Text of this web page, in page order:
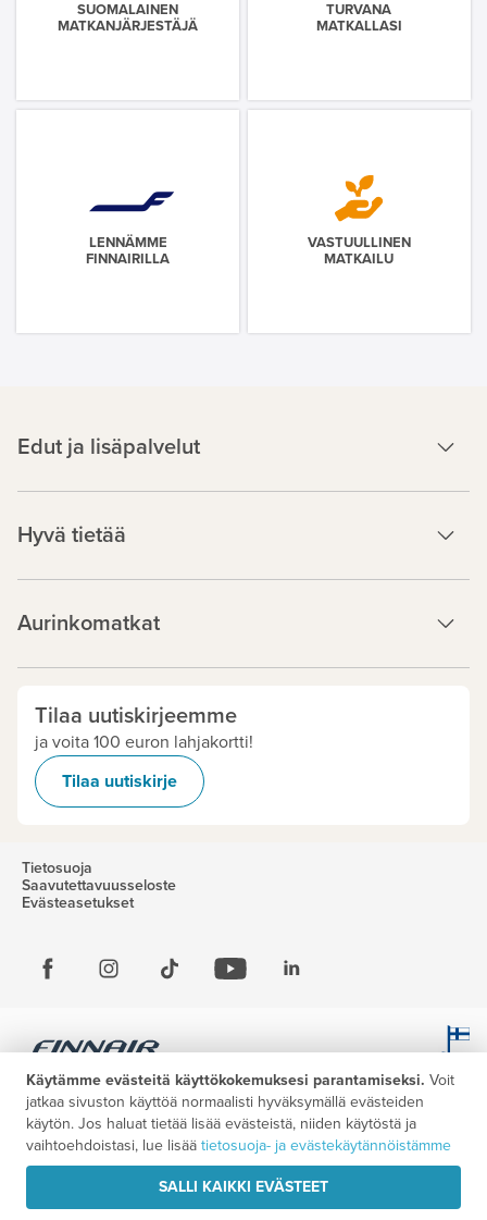
SUOMALAINEN
MATKANJÄRJESTÄJÄ
TURVANA
MATKALLASI
LENNÄMME
FINNAIRILLA
VASTUULLINEN
MATKAILU
Edut ja lisäpalvelut
Hyvä tietää
Aurinkomatkat
Tilaa uutiskirjeemme
ja voita 100 euron lahjakortti!
Tilaa uutiskirje
Tietosuoja
Saavutettavuusseloste
Evästeasetukset
Käytämme evästeitä käyttökokemuksesi parantamiseksi. Voit
jatkaa sivuston käyttöä normaalisti hyväksymällä evästeiden
käytön. Jos haluat tietää lisää evästeistä, niiden käytöstä ja
vaihtoehdoistasi, lue lisää tietosuoja- ja evästekäytännöistämme
SALLI KAIKKI EVÄSTEET